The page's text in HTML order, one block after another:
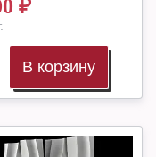
₽
В корзину